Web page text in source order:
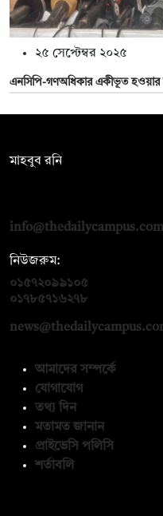
২৫ সেপ্টেম্বর ২০২৫
এনসিপি-গণঅধিকার একীভূত
মাহবুব রনি
info@thedailycampus.com
নিউজরুম:
০১৫৭২০৯৯১০৫
০১৭৮৫৭১৬২৭৮
আমাদের সম্পর্কে
যোগাযোগ
তথ্য দিন
মতামত জানান
প্রাইভেসি পলিসি
শর্তাবলি